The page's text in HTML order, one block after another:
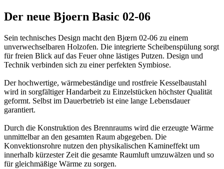
Der neue Bjoern Basic 02-06
Sein technisches Design macht den Bjœrn 02-06 zu einem
unverwechselbaren Holzofen. Die integrierte Scheibenspülung sorgt
für freien Blick auf das Feuer ohne lästiges Putzen. Design und
Technik verbinden sich zu einer perfekten Symbiose.
Der hochwertige, wärmebeständige und rostfreie Kesselbaustahl
wird in sorgfältiger Handarbeit zu Einzelstücken höchster Qualität
geformt. Selbst im Dauerbetrieb ist eine lange Lebensdauer
garantiert.
Durch die Konstruktion des Brennraums wird die erzeugte Wärme
unmittelbar an den gesamten Raum abgegeben. Die
Konvektionsrohre nutzen den physikalischen Kamineffekt um
innerhalb kürzester Zeit die gesamte Raumluft umzuwälzen und so
für gleichmäßige Wärme zu sorgen.